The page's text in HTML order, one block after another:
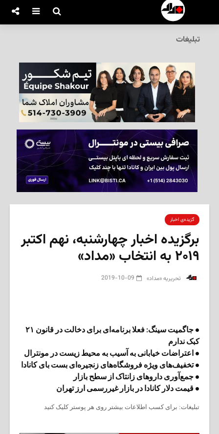
تبلیغات
گزیده‌ی‌ اخبار
برگزیده اخبار چهارشنبه، نهم اکتبر
۲۰۱۹ به انتخاب «مداد»
‌ تحریریه «مداد» 2019-10-09
• جاگمیت سینگ: فعلا برنامه‌ای برای دخالت در قانون ۲۱
کبک ندارم
• اعتراضات خیابانی به آسیب به محیط زیست در مونترال
• تخفیف‌های ویژه فروشگاه‌های زنجیره‌ای بست بای کانادا
• جمع‌آوری داروهای زانتاک از سطح بازار
• قیمت دلار کانادا در بازار غیررسمی ارز تهران
تبلیغات: برای کسب اطلاعات بیشتر روی هر پوستر کلیک کنید